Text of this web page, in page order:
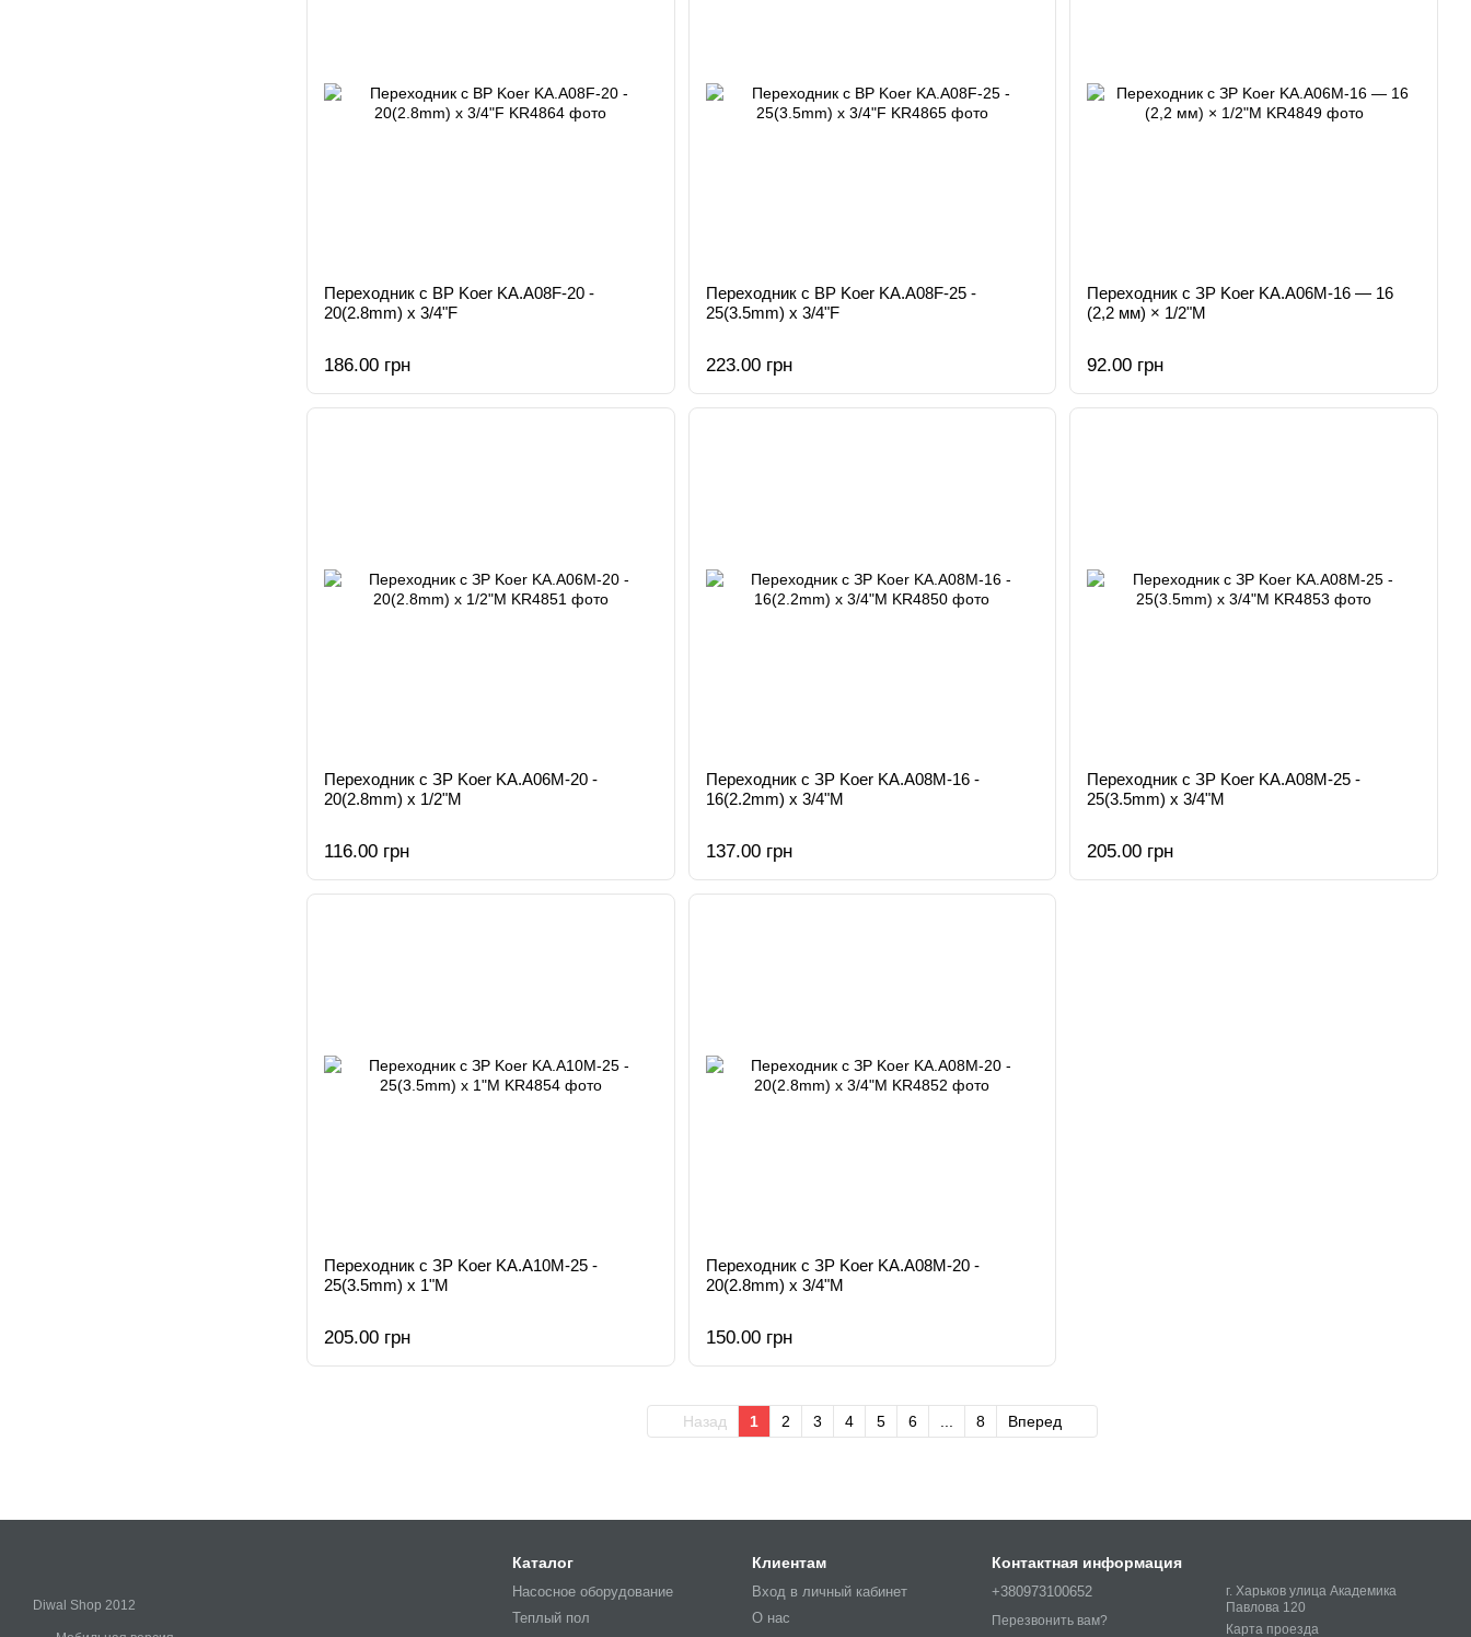
Переходник с ВР Koer KA.A08F-20 -
20(2.8mm) x 3/4"F
186.00 грн
Переходник с ВР Koer KA.A08F-25 -
25(3.5mm) x 3/4"F
223.00 грн
Переходник с ЗР Koer KA.A06M-16 — 16
(2,2 мм) × 1/2"M
92.00 грн
Переходник с ЗР Koer KA.A06M-20 -
20(2.8mm) x 1/2"M
116.00 грн
Переходник с ЗР Koer KA.A08M-16 -
16(2.2mm) x 3/4"M
137.00 грн
Переходник с ЗР Koer KA.A08M-25 -
25(3.5mm) x 3/4"M
205.00 грн
Переходник с ЗР Koer KA.A10M-25 -
25(3.5mm) x 1"M
205.00 грн
Переходник с ЗР Koer KA.A08M-20 -
20(2.8mm) x 3/4"M
150.00 грн
Назад 1 2 3 4 5 6 8 Вперед
Diwal Shop 2012
Каталог
Насосное оборудование
Теплый пол
Клиентам
Вход в личный кабинет
О нас
Контактная информация
+380973100652
Перезвонить вам?
г. Харьков улица Академика
Павлова 120
Карта проезда